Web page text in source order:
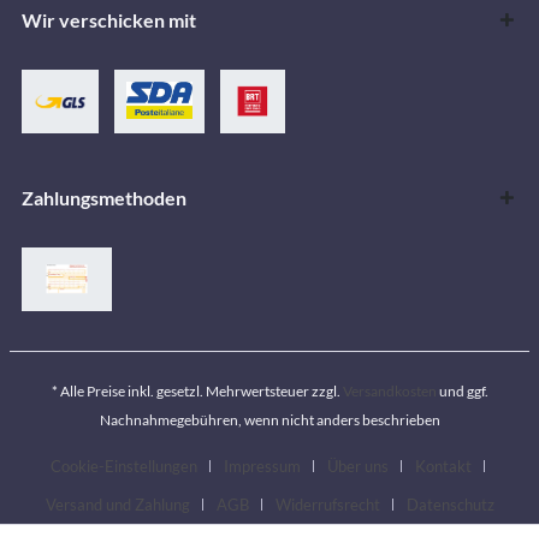
Wir verschicken mit
Zahlungsmethoden
* Alle Preise inkl. gesetzl. Mehrwertsteuer zzgl.
und ggf.
Nachnahmegebühren, wenn nicht anders beschrieben